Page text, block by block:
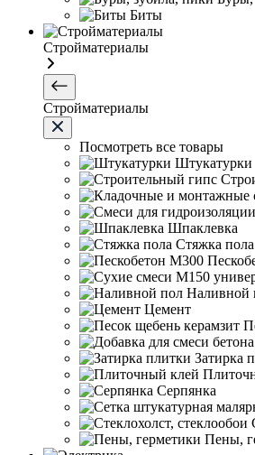
Биты
Стройматериалы
Стройматериалы
Посмотреть все товары
Штукатурки
Шпаклевка
Стяжка пола
Наливной
Цемент
Затирка
Серпянка
Пены,